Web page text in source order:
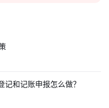
和记账申报怎么做？